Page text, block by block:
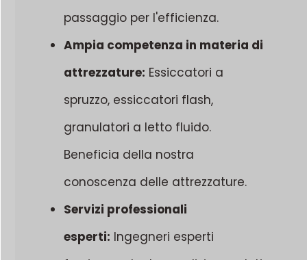
passaggio per l'efficienza.
Ampia competenza in materia di
attrezzature: Essiccatori a
spruzzo, essiccatori flash,
granulatori a letto fluido.
Beneficia della nostra
conoscenza delle attrezzature.
Servizi professionali
esperti: Ingegneri esperti